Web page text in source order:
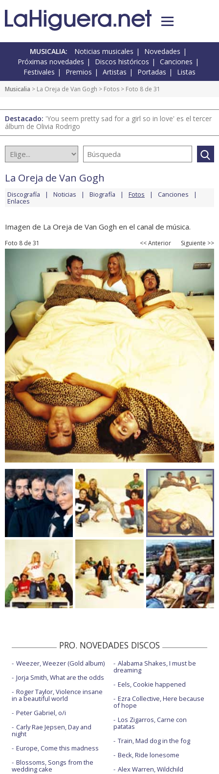
MUSICALIA: Noticias musicales
Novedades
Próximas novedades
Discos históricos
Canciones
Festivales
Premios Artistas Portadas Listas
Musicalia > La Oreja de Van Gogh > Fotos > Foto 8 de 31
Destacado: 'You seem pretty sad for a girl so in love' es el tercer
álbum de Olivia Rodrigo
La Oreja de Van Gogh
Discografía Noticias Biografía Fotos Canciones
Enlaces
Imagen de La Oreja de Van Gogh en el canal de música.
Foto 8 de 31 << Anterior Siguiente >>
PRO. NOVEDADES DISCOS
Weezer, Weezer (Gold album)
Jorja Smith, What are the odds
Roger Taylor, Violence insane
in a beautiful world
Peter Gabriel, o/i
Carly Rae Jepsen, Day and
night
Europe, Come this madness
Blossoms, Songs from the
wedding cake
Alabama Shakes, I must be
dreaming
Eels, Cookie happened
Ezra Collective, Here because
of hope
Los Zigarros, Carne con
patatas
Train, Mad dog in the fog
Beck, Ride lonesome
Alex Warren, Wildchild